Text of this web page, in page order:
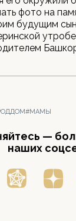
фото на
будущим
#МАМЫ
—
наших